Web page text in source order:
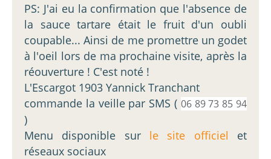
PS: J'ai eu la confirmation que l'absence de
la sauce tartare était le fruit d'un oubli
coupable... Ainsi de me promettre un godet
à l'oeil lors de ma prochaine visite, après la
réouverture ! C'est noté !
L'Escargot 1903 Yannick Tranchant
commande la veille par SMS ( 06 89 73 85 94
)
Menu disponible sur le site officiel et
réseaux sociaux